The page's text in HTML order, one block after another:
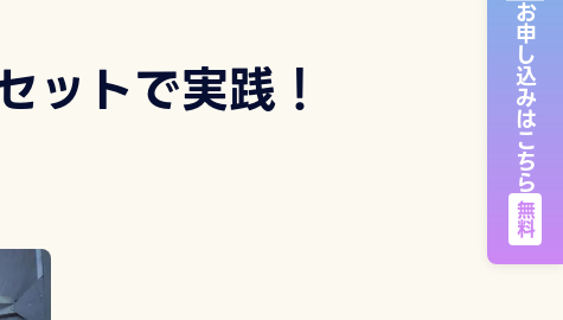
ットで実践！
お申し込みはこちら
無料